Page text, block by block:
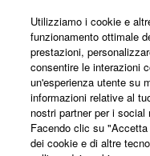
Informazioni su Yamaha
Italia - Italian
Affari
Utilizziamo i cookie e
funzionamento ottimale
prestazioni,
consentire le interazioni
un'esperienza utente su
informazioni relative al
nostri partner per i
Facendo clic su
dei cookie e di altre